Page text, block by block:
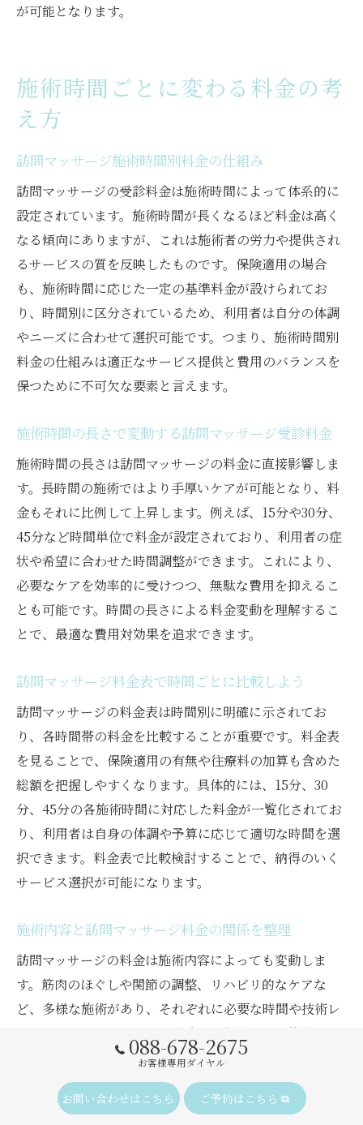
が可能となります。
施術時間ごとに変わる料金の考
え方
訪問マッサージ施術時間別料金の仕組み
訪問マッサージの受診料金は施術時間によって体系的に
設定されています。施術時間が長くなるほど料金は高く
なる傾向にありますが、これは施術者の労力や提供され
るサービスの質を反映したものです。保険適用の場合
も、施術時間に応じた一定の基準料金が設けられてお
り、時間別に区分されているため、利用者は自分の体調
やニーズに合わせて選択可能です。つまり、施術時間別
料金の仕組みは適正なサービス提供と費用のバランスを
保つために不可欠な要素と言えます。
施術時間の長さで変動する訪問マッサージ受診料金
施術時間の長さは訪問マッサージの料金に直接影響しま
す。長時間の施術ではより手厚いケアが可能となり、料
金もそれに比例して上昇します。例えば、15分や30分、
45分など時間単位で料金が設定されており、利用者の症
状や希望に合わせた時間調整ができます。これにより、
必要なケアを効率的に受けつつ、無駄な費用を抑えるこ
とも可能です。時間の長さによる料金変動を理解するこ
とで、最適な費用対効果を追求できます。
訪問マッサージ料金表で時間ごとに比較しよう
訪問マッサージの料金表は時間別に明確に示されてお
り、各時間帯の料金を比較することが重要です。料金表
を見ることで、保険適用の有無や往療料の加算も含めた
総額を把握しやすくなります。具体的には、15分、30
分、45分の各施術時間に対応した料金が一覧化されてお
り、利用者は自身の体調や予算に応じて適切な時間を選
択できます。料金表で比較検討することで、納得のいく
サービス選択が可能になります。
施術内容と訪問マッサージ料金の関係を整理
訪問マッサージの料金は施術内容によっても変動しま
す。筋肉のほぐしや関節の調整、リハビリ的なケアな
ど、多様な施術があり、それぞれに必要な時間や技術レ
ベルが異なるためです。保険適用の対象となる施術は一
定の基準を満たす必要があり、これにより料金体系が整
備されています。施術内容を正しく理解し、料金との関
係を整理することで、利用者は自分に最適なサービスを
088-678-2675
お客様専用ダイヤル
お問い合わせはこちら ご予約はこちら